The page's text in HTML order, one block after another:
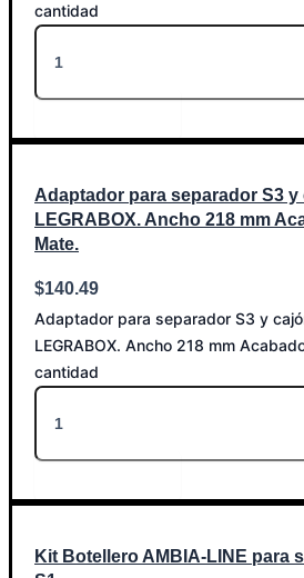
cantidad
Adaptador para separador S3 y
LEGRABOX. Ancho 218 mm
Mate.
$140.49
Adaptador para separador S3 y
LEGRABOX. Ancho 218 mm
cantidad
Kit Botellero AMBIA-LINE para